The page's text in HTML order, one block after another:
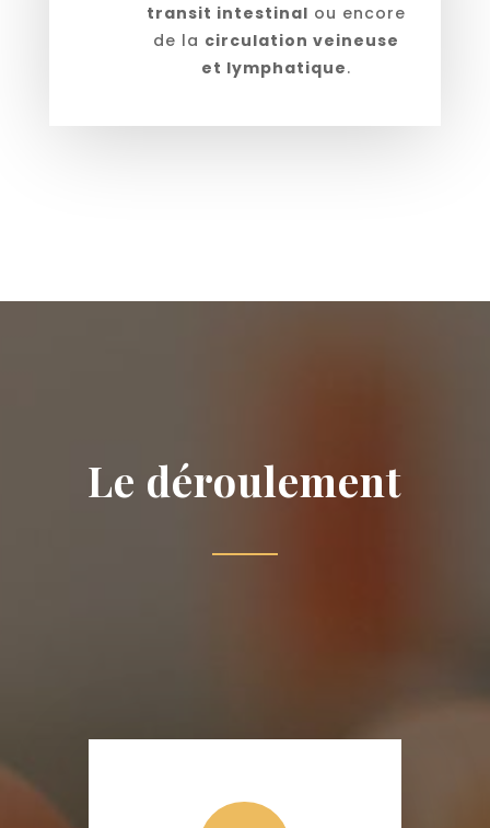
transit intestinal ou encore
de la circulation veineuse
et lymphatique.
Le déroulement